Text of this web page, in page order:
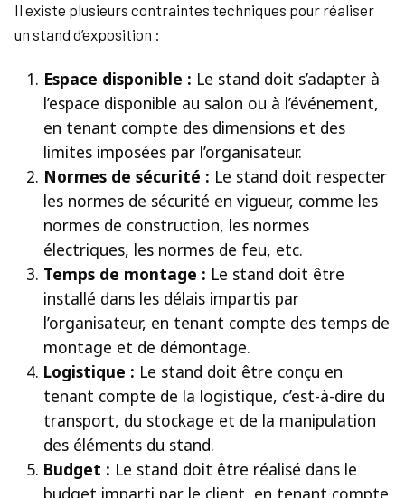
Il existe plusieurs contraintes techniques pour réaliser
un stand d’exposition :
Espace disponible : Le stand doit s’adapter à
l’espace disponible au salon ou à l’événement,
en tenant compte des dimensions et des
limites imposées par l’organisateur.
Normes de sécurité : Le stand doit respecter
les normes de sécurité en vigueur, comme les
normes de construction, les normes
électriques, les normes de feu, etc.
Temps de montage : Le stand doit être
installé dans les délais impartis par
l’organisateur, en tenant compte des temps de
montage et de démontage.
Logistique : Le stand doit être conçu en
tenant compte de la logistique, c’est-à-dire du
transport, du stockage et de la manipulation
des éléments du stand.
Budget : Le stand doit être réalisé dans le
budget imparti par le client, en tenant compte